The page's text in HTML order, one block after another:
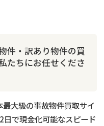
件・訳あり物件の買
たちにお任せくださ
大級の事故物件買取サイ
で現金化可能なスピード